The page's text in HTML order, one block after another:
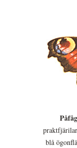
blå